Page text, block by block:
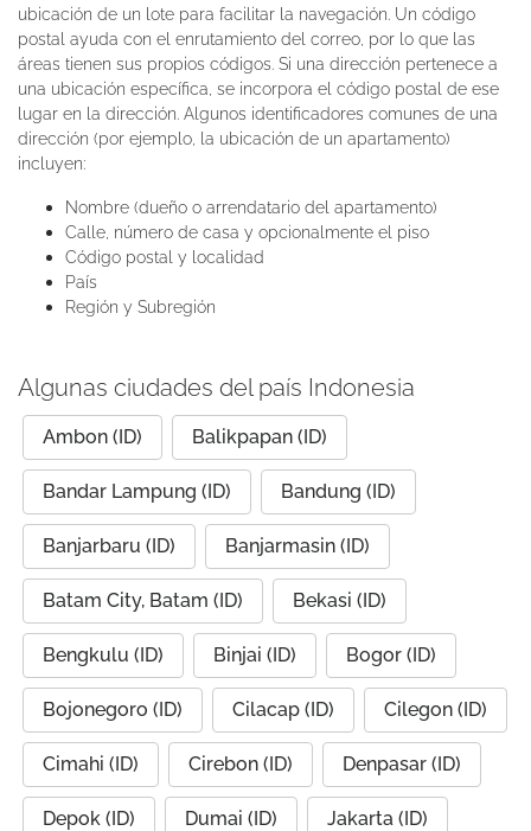
ubicación de un lote para facilitar la navegación. Un código
postal ayuda con el enrutamiento del correo, por lo que las
áreas tienen sus propios códigos. Si una dirección pertenece a
una ubicación específica, se incorpora el código postal de ese
lugar en la dirección. Algunos identificadores comunes de una
dirección (por ejemplo, la ubicación de un apartamento)
incluyen:
Nombre (dueño o arrendatario del apartamento)
Calle, número de casa y opcionalmente el piso
Código postal y localidad
País
Región y Subregión
Algunas ciudades del país Indonesia
Ambon (ID) Balikpapan (ID)
Bandar Lampung (ID) Bandung (ID)
Banjarbaru (ID) Banjarmasin (ID)
Batam City, Batam (ID) Bekasi (ID)
Bengkulu (ID) Binjai (ID) Bogor (ID)
Bojonegoro (ID) Cilacap (ID) Cilegon (ID)
Cimahi (ID) Cirebon (ID) Denpasar (ID)
Depok (ID) Dumai (ID) Jakarta (ID)